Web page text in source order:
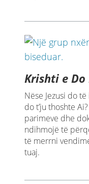
Krishti e Do
Nëse Jezusi do
do t’ju thoshte
parimeve dhe
ndihmojë të
të merrni
tuaj.